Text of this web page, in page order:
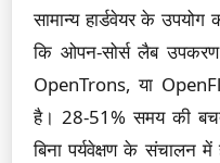
सामान्य हार्डवेयर के
कि ओपन-सोर्स लैब
OpenTrons, या
है। 28-51% समय की
बिना पर्यवेक्षण के संचालन